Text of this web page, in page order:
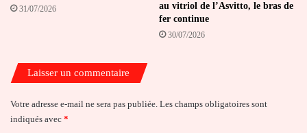
31/07/2026
au vitriol de l’Asvitto, le bras de
fer continue
30/07/2026
Laisser un commentaire
Votre adresse e-mail ne sera pas publiée. Les champs obligatoires sont
indiqués avec *